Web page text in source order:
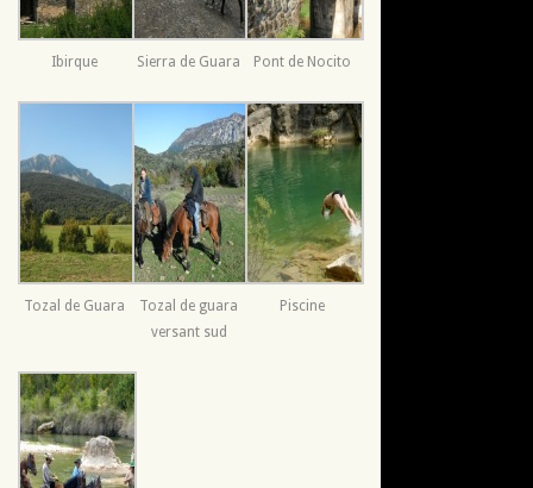
Ibirque Sierra de Guara Pont de Nocito
Tozal de Guara
Tozal de guara
versant sud
Piscine